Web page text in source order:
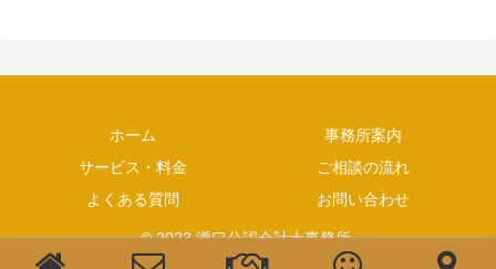
ホーム
事務所案内
サービス・料金
ご相談の流れ
よくある質問
お問い合わせ
© 2023 瀧口公認会計士事務所.